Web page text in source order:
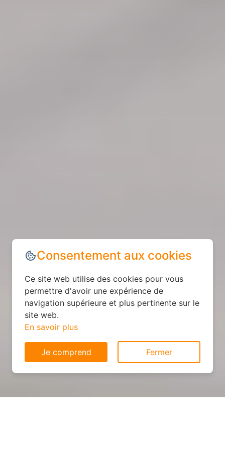
Consentement aux cookies
Ce site web utilise des cookies pour vous
permettre d'avoir une expérience de
navigation supérieure et plus pertinente sur le
site web.
En savoir plus
Je comprend Fermer